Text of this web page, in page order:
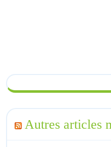
Autres articles